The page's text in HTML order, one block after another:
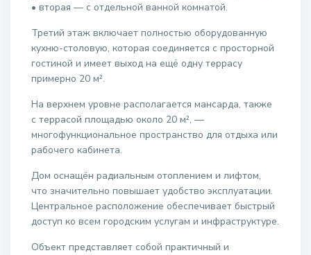
• вторая — с отдельной ванной комнатой.
Третий этаж включает полностью оборудованную
кухню-столовую, которая соединяется с просторной
гостиной и имеет выход на ещё одну террасу
примерно 20 м².
На верхнем уровне располагается мансарда, также
с террасой площадью около 20 м², —
многофункциональное пространство для отдыха или
рабочего кабинета.
Дом оснащён радиальным отоплением и лифтом,
что значительно повышает удобство эксплуатации.
Центральное расположение обеспечивает быстрый
доступ ко всем городским услугам и инфраструктуре.
Объект представляет собой практичный и